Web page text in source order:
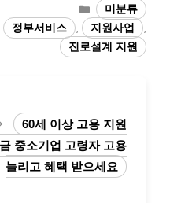
카
테
고
리
미분류
정부서비스 , 지원사업
,
진로설계 지원
60세 이상 고용 지원
금 중소기업 고령자 고용
늘리고 혜택 받으세요